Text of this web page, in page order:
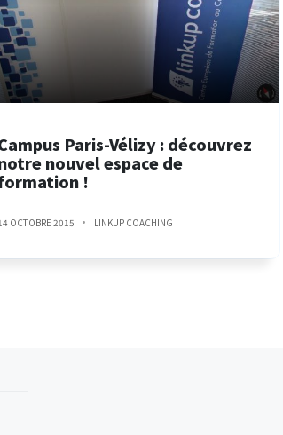
Paris-Vélizy : découvrez
nouvel espace de
!
OCTOBRE 2015 LINKUP COACHING